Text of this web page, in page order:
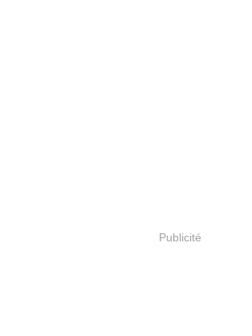
Publicité